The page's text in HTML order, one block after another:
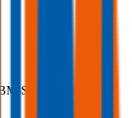
BM-Stufe